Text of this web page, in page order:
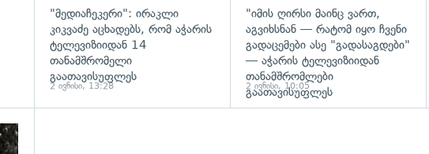
"მედიაჩეკერი": ირაკლი
კიკვაძე აცხადებს, რომ აჭარის
ტელევიზიიდან 14
თანამშრომელი
გაათავისუფლეს
2 ივნისი, 13:28
"იმის ღირსი მაინც ვართ,
აგვიხსნან — რატომ იყო ჩვენი
გადაცემები ასე "გადასაგდები"
— აჭარის ტელევიზიიდან
თანამშრომლები
გაათავისუფლეს
2 ივნისი, 10:05